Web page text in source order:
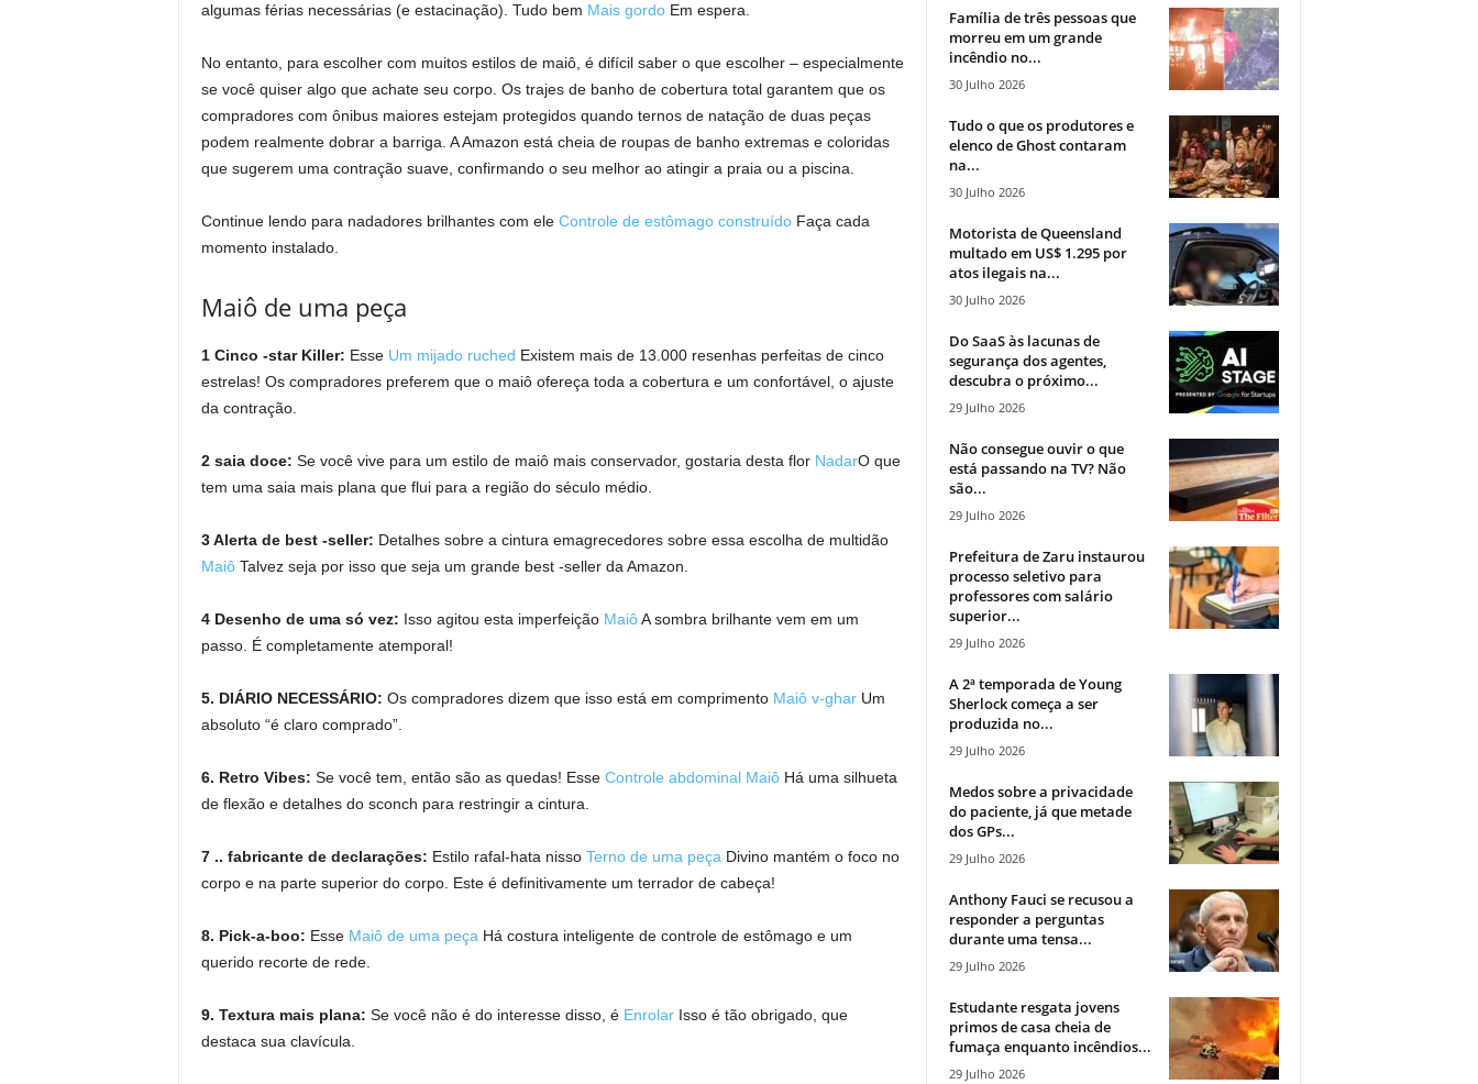
algumas férias necessárias (e estacinação). Tudo bem Mais gordoEm espera.
No entanto, para escolher com muitos estilos de maiô, é difícil saber o que escolher – especialmente
se você quiser algo que achate seu corpo. Os trajes de banho de cobertura total garantem que os
compradores com ônibus maiores estejam protegidos quando ternos de natação de duas peças
podem realmente dobrar a barriga. A Amazon está cheia de roupas de banho extremas e coloridas
que sugerem uma contração suave, confirmando o seu melhor ao atingir a praia ou a piscina.
Continue lendo para nadadores brilhantes com ele Controle de estômago construídoFaça cada
momento instalado.
Maiô de uma peça
1 Cinco -star Killer: Esse Um mijado ruched Existem mais de 13.000 resenhas perfeitas de cinco
estrelas! Os compradores preferem que o maiô ofereça toda a cobertura e um confortável, o ajuste
da contração.
2 saia doce: Se você vive para um estilo de maiô mais conservador, gostaria desta flor NadarO que
tem uma saia mais plana que flui para a região do século médio.
3 Alerta de best -seller: Detalhes sobre a cintura emagrecedores sobre essa escolha de multidão
MaiôTalvez seja por isso que seja um grande best -seller da Amazon.
4 Desenho de uma só vez: Isso agitou esta imperfeição MaiôA sombra brilhante vem em um
passo. É completamente atemporal!
5. DIÁRIO NECESSÁRIO: Os compradores dizem que isso está em comprimentoMaiô v-gharUm
absoluto “é claro comprado”.
6. Retro Vibes: Se você tem, então são as quedas! Esse Controle abdominal MaiôHá uma silhueta
de flexão e detalhes do sconch para restringir a cintura.
7 .. fabricante de declarações: Estilo rafal-hata nisso Terno de uma peça Divino mantém o foco no
corpo e na parte superior do corpo. Este é definitivamente um terrador de cabeça!
8. Pick-a-boo: Esse Maiô de uma peça Há costura inteligente de controle de estômago e um
querido recorte de rede.
9. Textura mais plana: Se você não é do interesse disso, é EnrolarIsso é tão obrigado, que
destaca sua clavícula.
Família de três pessoas que
morreu em um grande
incêndio no...
30 Julho 2026
Tudo o que os produtores e
elenco de Ghost contaram
na...
30 Julho 2026
Motorista de Queensland
multado em US$ 1.295 por
atos ilegais na...
30 Julho 2026
Do SaaS às lacunas de
segurança dos agentes,
descubra o próximo...
29 Julho 2026
Não consegue ouvir o que
está passando na TV? Não
são...
29 Julho 2026
Prefeitura de Zaru instaurou
processo seletivo para
professores com salário
superior...
29 Julho 2026
A 2ª temporada de Young
Sherlock começa a ser
produzida no...
29 Julho 2026
Medos sobre a privacidade
do paciente, já que metade
dos GPs...
29 Julho 2026
Anthony Fauci se recusou a
responder a perguntas
durante uma tensa...
29 Julho 2026
Estudante resgata jovens
primos de casa cheia de
fumaça enquanto incêndios...
29 Julho 2026